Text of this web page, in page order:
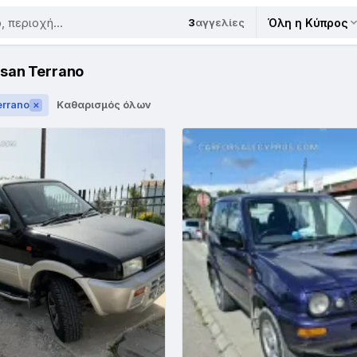
3αγγελίες Όλη η Κύπρος
Terrano
✕ Καθαρισμός όλων